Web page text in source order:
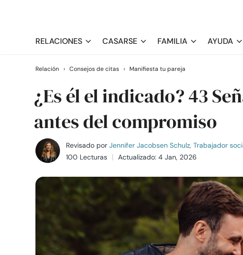
RELACIONES CASARSE FAMILIA AYUDA
Relación › Consejos de citas › Manifiesta tu pareja
¿Es él el indicado? 43
antes del compromiso
Revisado por Jennifer Jacobsen Schulz, Trabajador
100 Lecturas
Actualizado: 4 Jan, 2026